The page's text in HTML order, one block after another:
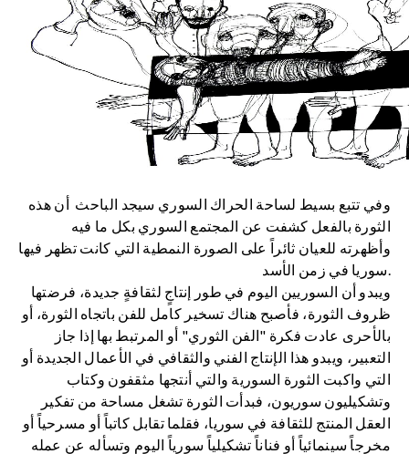
وفي تتبع بسيط لساحة الحراك السوري سيجد الباحث أن هذه
الثورة بالفعل كشفت عن المجتمع السوري بكل ما فيه
وأظهرته للعيان ثائراً على الصورة النمطية التي كانت تظهر فيها
سوريا في زمن الأسد.
ويبدو أن السوريين اليوم في طور إنتاجٍ لثقافةٍ جديدة، فرضتها
ظروف الثورة، فأصبح هناك تسخير كامل للفن باتجاه الثورة، أو
بالأحرى عادت فكرة "الفن الثوري" أو المرتبط بها إذا جاز
التعبير، ويبدو هذا الإنتاج الفني والثقافي في الأعمال الجديدة أو
التي واكبت الثورة السورية والتي أنتجها مثقفون وكتاب
وتشكيليون سوريون، فبدأت الثورة تشغل مساحة من تفكير
العقل المنتج للثقافة في سوريا، فقلما تقابل كاتباً أو مسرحياً أو
مخرجاً سينمائياً أو فناناً تشكيلياً سورياً اليوم وتسأله عن عمله